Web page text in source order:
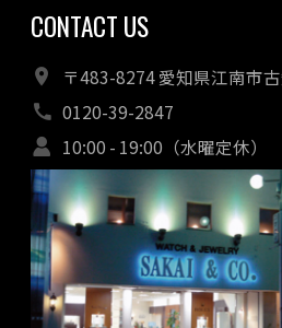
CONTACT US
〒483-8274 愛知県江南市
0120-39-2847
10:00 - 19:00（水曜定休）